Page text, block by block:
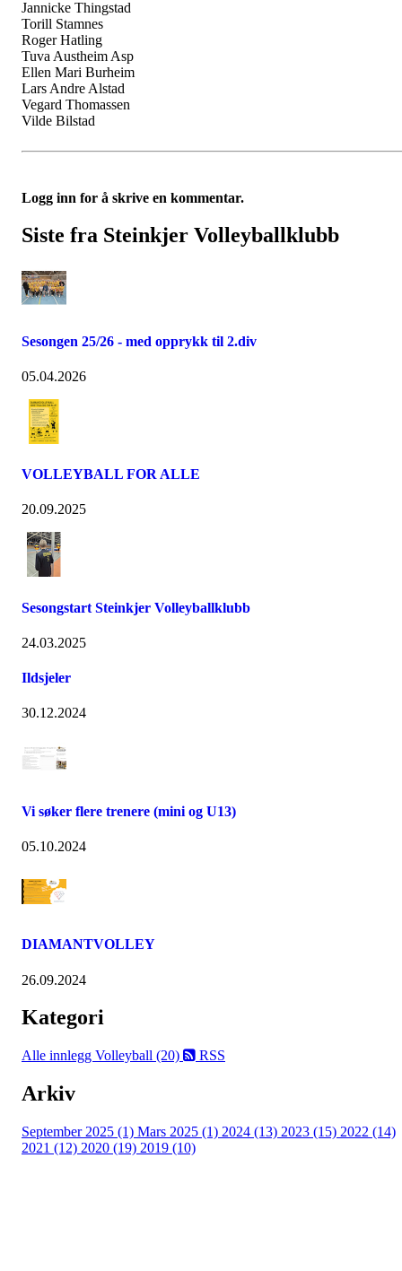
Jannicke Thingstad
Torill Stamnes
Roger Hatling
Tuva Austheim Asp
Ellen Mari Burheim
Lars Andre Alstad
Vegard Thomassen
Vilde Bilstad
Logg inn for å skrive en kommentar.
Siste fra Steinkjer Volleyballklubb
Sesongen 25/26 - med opprykk til 2.div
05.04.2026
VOLLEYBALL FOR ALLE
20.09.2025
Sesongstart Steinkjer Volleyballklubb
24.03.2025
Ildsjeler
30.12.2024
Vi søker flere trenere (mini og U13)
05.10.2024
DIAMANTVOLLEY
26.09.2024
Kategori
Alle innlegg Volleyball (20) RSS
Arkiv
September 2025 (1) Mars 2025 (1) 2024 (13) 2023 (15) 2022 (14)
2021 (12) 2020 (19) 2019 (10)